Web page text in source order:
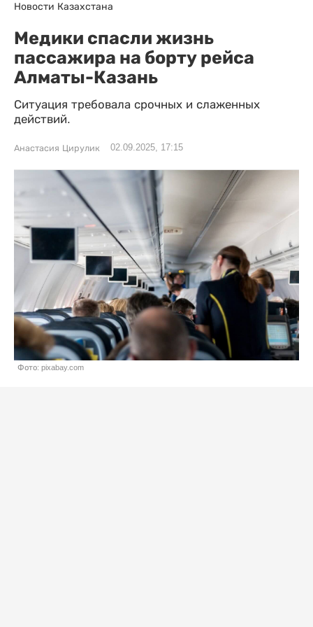
Новости Казахстана
Медики спасли жизнь
пассажира на борту рейса
Алматы-Казань
Ситуация требовала срочных и слаженных
действий.
Анастасия Цирулик 02.09.2025, 17:15
Фото: pixabay.com